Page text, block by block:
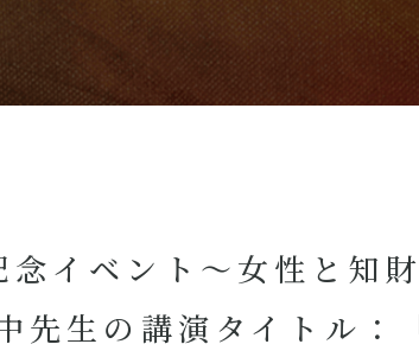
念イベント～女性と知
先生の講演タイトル：